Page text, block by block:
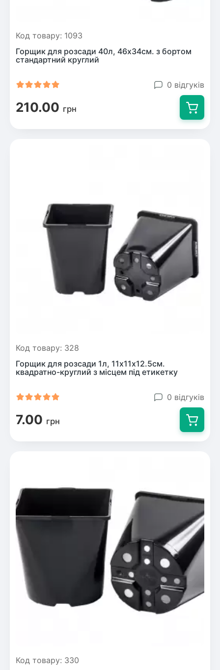
Код товару: 1093
Горщик для розсади 40л, 46х34см. з бортом
стандартний круглий
0 відгуків
210.00 грн
Код товару: 328
Горщик для розсади 1л, 11х11х12.5см.
квадратно-круглий з місцем під етикетку
0 відгуків
7.00 грн
Код товару: 330